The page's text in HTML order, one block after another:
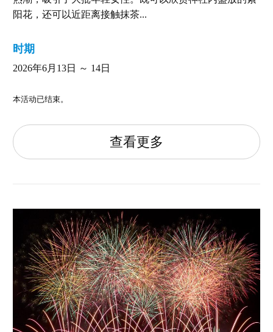
阳花，还可以近距离接触抹茶...
时期
2026年6月13日 ～ 14日
本活动已结束。
查看更多